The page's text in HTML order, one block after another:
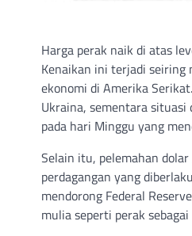
Harga perak naik di atas
Kenaikan ini terjadi seiring
ekonomi di Amerika
Ukraina, sementara situasi
pada hari Minggu yang
Selain itu, pelemahan
perdagangan yang
mendorong Federal
mulia seperti perak